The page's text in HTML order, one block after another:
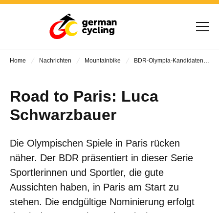
Home Nachrichten Mountainbike BDR-Olympia-Kandidaten - Folge 3
Road to Paris: Luca
Schwarzbauer
Die Olympischen Spiele in Paris rücken
näher. Der BDR präsentiert in dieser Serie
Sportlerinnen und Sportler, die gute
Aussichten haben, in Paris am Start zu
stehen. Die endgültige Nominierung erfolgt